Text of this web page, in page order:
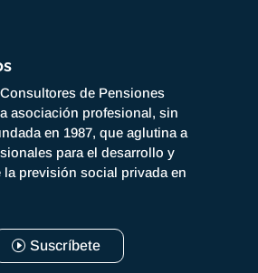
de Pensiones
asociación profesional, sin
en 1987, que aglutina a
para el desarrollo y
previsión social privada en
Suscríbete